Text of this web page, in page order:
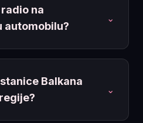
na
automobilu?
⌄
Balkana
⌄